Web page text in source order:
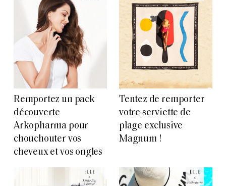
Remportez un pack
découverte
Arkopharma pour
chouchouter vos
cheveux et vos ongles
Tentez de remporter
votre serviette de
plage exclusive
Magnum !